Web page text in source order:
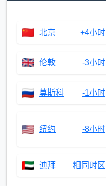
北京 +4小时
伦敦 -3小时
莫斯科 -1小时
纽约 -8小时
迪拜 相同时区